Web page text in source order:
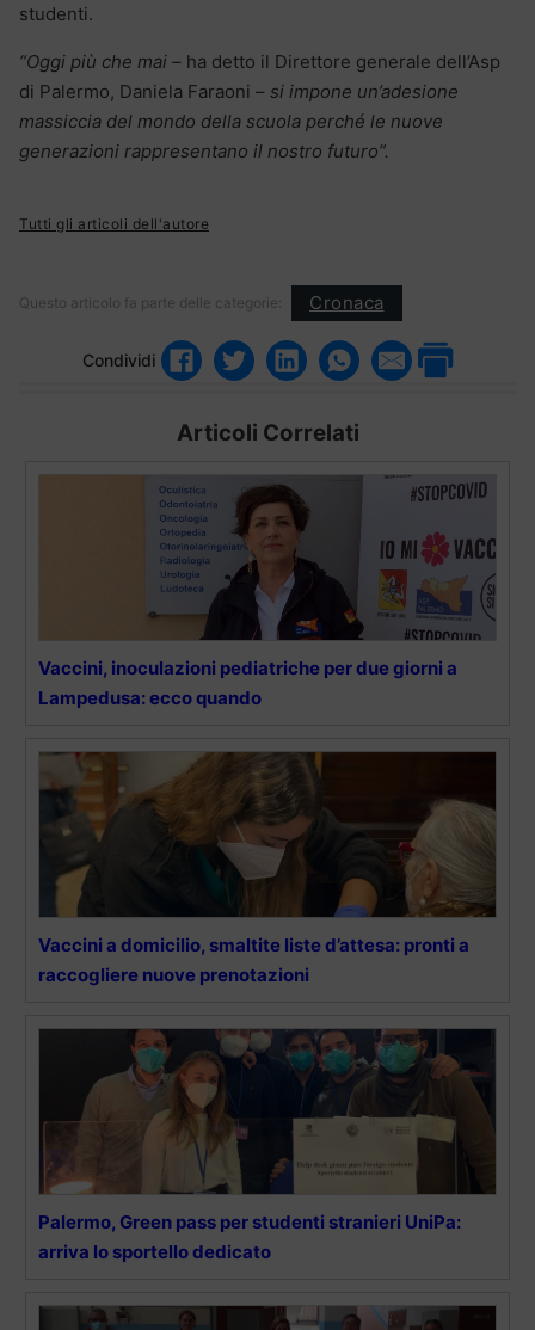
studenti.
“Oggi più che mai – ha detto il Direttore generale dell’Asp
di Palermo, Daniela Faraoni – si impone un’adesione
massiccia del mondo della scuola perché le nuove
generazioni rappresentano il nostro futuro”.
Tutti gli articoli dell'autore
Questo articolo fa parte delle categorie: Cronaca
Condividi
Articoli Correlati
Vaccini, inoculazioni pediatriche per due giorni a
Lampedusa: ecco quando
Vaccini a domicilio, smaltite liste d’attesa: pronti a
raccogliere nuove prenotazioni
Palermo, Green pass per studenti stranieri UniPa:
arriva lo sportello dedicato